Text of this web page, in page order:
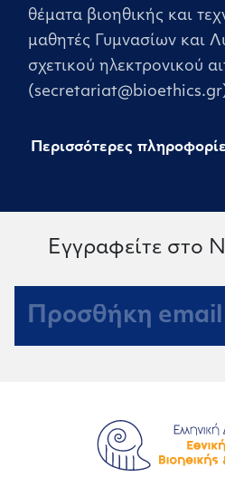
θέματα βιοηθικής και
μαθητές Γυμνασίων και
σχετικού ηλεκτρονικού
Περισσότερες
Εγγραφείτε στο